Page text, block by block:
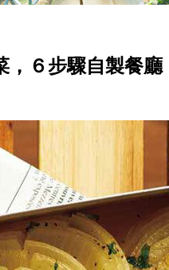
，６步驟自製餐廳